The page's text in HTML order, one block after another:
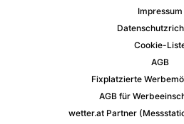
Impressum
Cookie-
AGB
Fixplatzierte
AGB für
wetter.at Partner